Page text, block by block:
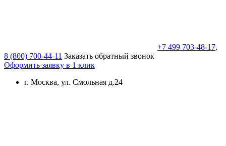
+7 499 703-48-17,
8 (800) 700-44-11 Заказать обратный звонок
Оформить заявку в 1 клик
г. Москва, ул. Смольная д.24